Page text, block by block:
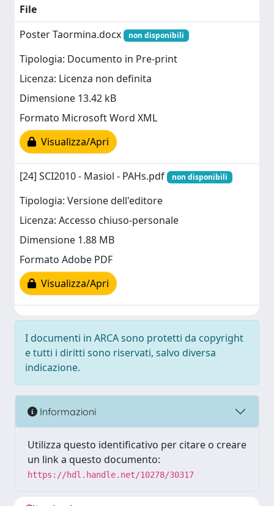
File
Poster Taormina.docx
non disponibili
Tipologia: Documento in Pre-print
Licenza: Licenza non definita
Dimensione 13.42 kB
Formato Microsoft Word XML
Visualizza/Apri
[24] SCI2010 - Masiol - PAHs.pdf non disponibili
Tipologia: Versione dell'editore
Licenza: Accesso chiuso-personale
Dimensione 1.88 MB
Formato Adobe PDF
Visualizza/Apri
I documenti in ARCA sono protetti da copyright
e tutti i diritti sono riservati, salvo diversa
indicazione.
Informazioni
Utilizza questo identificativo per citare o creare
un link a questo documento:
https://hdl.handle.net/10278/30317